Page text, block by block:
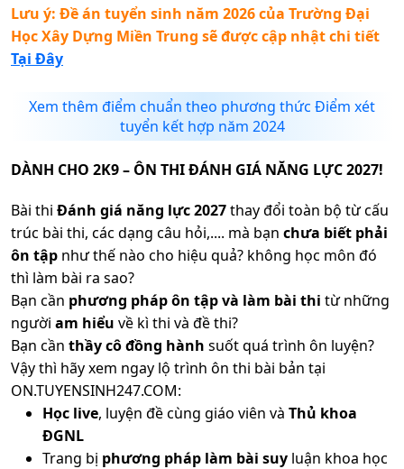
Lưu ý: Đề án tuyển sinh năm 2026 của Trường Đại
Học Xây Dựng Miền Trung sẽ được cập nhật chi tiết
Tại Đây
Xem thêm điểm chuẩn theo phương thức Điểm xét
tuyển kết hợp năm 2024
DÀNH CHO 2K9 – ÔN THI ĐÁNH GIÁ NĂNG LỰC 2027!
Bài thi Đánh giá năng lực 2027thay đổi toàn bộ từ cấu
trúc bài thi, các dạng câu hỏi,.... mà bạn chưa biết phải
ôn tập như thế nào cho hiệu quả? không học môn đó
thì làm bài ra sao?
Bạn cần phương pháp ôn tập và làm bài thi từ những
người am hiểu về kì thi và đề thi?
Bạn cần thầy cô đồng hành suốt quá trình ôn luyện?
Vậy thì hãy xem ngay lộ trình ôn thi bài bản tại
ON.TUYENSINH247.COM:
Học live, luyện đề cùng giáo viên và Thủ khoa
ĐGNL
Trang bị phương pháp làm bài suy luận khoa học